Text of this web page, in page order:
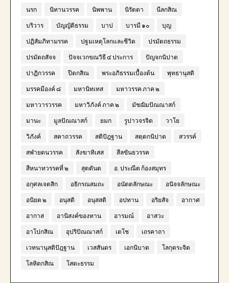
นรก นิทานวรรค นิพพาน นิรัตตา นีลกสิณ
บริวาร บัญญัติธรรม บาป บารมี ๑๐ บุญ
ปฏิสัมภิทามรรค ปฐมเหตุโลกและชีวิต ปรมัตถธรรม
ปรมัตถสัจจ ปัจจเวกขณวิธี ๔ ประการ ปัญจกนิปาต
ปาฏิกวรรค ปีตกสิณ พระอภิธรรมเบื้องต้น พุทธานุสติ
มรรคมีองค์ ๘ มหานิทเทส มหาวรรค ภาค ๒
มหาวารวรรค มหาวิภังค์ ภาค ๒ มัชฌิมปัณณาสก์
มานะ มูลปัณณาสก์ ยมก รูปาวจรจิต วาโย
วิภังค์ สคาถวรรค สติปัฎฐาน สตฺตกนิปาต สวรรค์
สฬายตนวรรค สังฆาทิเสส สีลขันธวรรค
สีหนาทวรรคที่ ๒ สุตตันต อ. ประณีต ก้องสมุทร
อกุศลเจตสิก อธิกรณสมถะ อนัตตลักษณะ อนิจจลักษณะ
อนิยต ๒ อนุสติ อนุสสติ อปทาน อริยสัจ อากาศ
อากาส อานิสงค์ของทาน อารมณ์ อาสวะ
อาโปกสิณ อุปริปัณณาสก์ เตโช เถรคาถา
เวทนานุสติปัฎฐาน เวสสันดร เอกนิบาต โลกุตระจิต
โลหิตกสิณ โสตะธรรม